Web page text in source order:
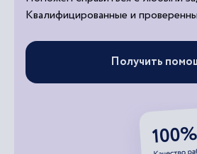
Квалифицированные и
Получить